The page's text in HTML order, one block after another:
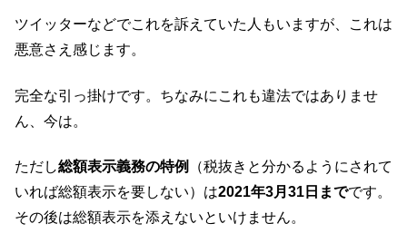
ツイッターなどでこれを訴えていた人もいますが、これは
悪意さえ感じます。
完全な引っ掛けです。ちなみにこれも違法ではありませ
ん、今は。
ただし総額表示義務の特例
（税抜きと分かるようにされて
いれば総額表示を要しない）は2021年3月31日までです。
その後は総額表示を添えないといけません。